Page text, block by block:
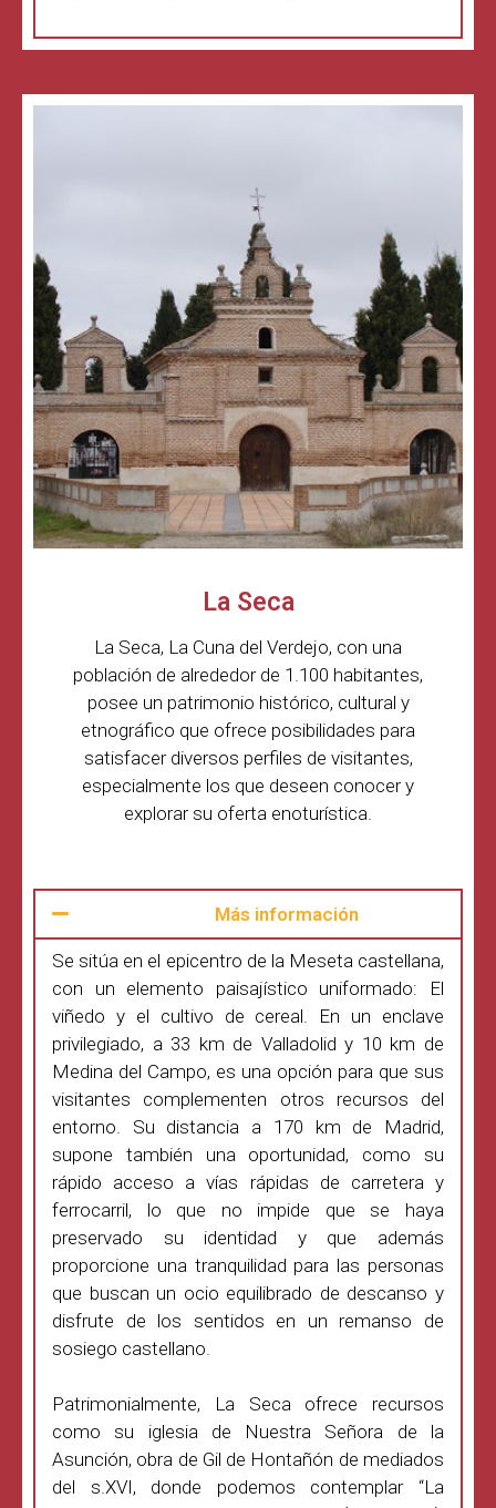
La Seca
La Seca, La Cuna del Verdejo, con una
población de alrededor de 1.100 habitantes,
posee un patrimonio histórico, cultural y
etnográfico que ofrece posibilidades para
satisfacer diversos perfiles de visitantes,
especialmente los que deseen conocer y
explorar su oferta enoturística.
Más información
Se sitúa en el epicentro de la Meseta castellana,
con un elemento paisajístico uniformado: El
viñedo y el cultivo de cereal. En un enclave
privilegiado, a 33 km de Valladolid y 10 km de
Medina del Campo, es una opción para que sus
visitantes complementen otros recursos del
entorno. Su distancia a 170 km de Madrid,
supone también una oportunidad, como su
rápido acceso a vías rápidas de carretera y
ferrocarril, lo que no impide que se haya
preservado su identidad y que además
proporcione una tranquilidad para las personas
que buscan un ocio equilibrado de descanso y
disfrute de los sentidos en un remanso de
sosiego castellano.
Patrimonialmente, La Seca ofrece recursos
como su iglesia de Nuestra Señora de la
Asunción, obra de Gil de Hontañón de mediados
del s.XVI, donde podemos contemplar “La